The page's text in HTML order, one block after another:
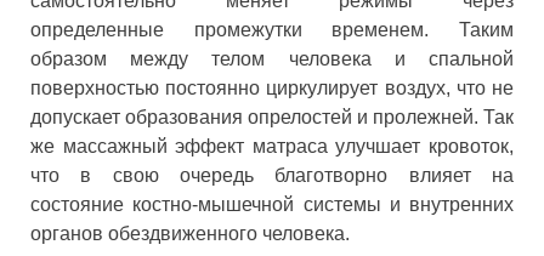
определенные промежутки временем. Таким
образом между телом человека и спальной
поверхностью постоянно циркулирует воздух, что не
допускает образования опрелостей и пролежней. Так
же массажный эффект матраса улучшает кровоток,
что в свою очередь благотворно влияет на
состояние костно-мышечной системы и внутренних
органов обездвиженного человека.